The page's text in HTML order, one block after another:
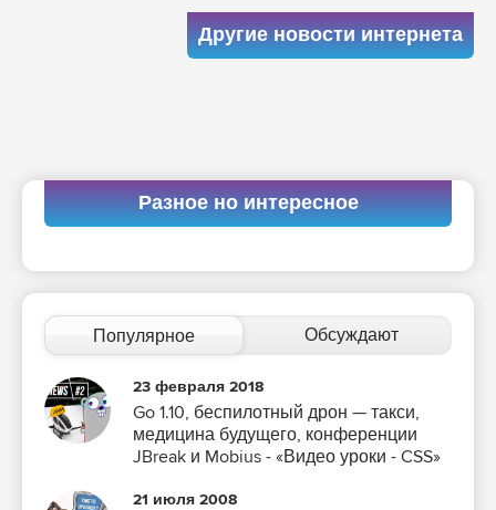
Другие новости интернета
Разное но интересное
Популярное Обсуждают
23 февраля 2018
Go 1.10, беспилотный дрон — такси,
медицина будущего, конференции
JBreak и Mobius - «Видео уроки - CSS»
21 июля 2008